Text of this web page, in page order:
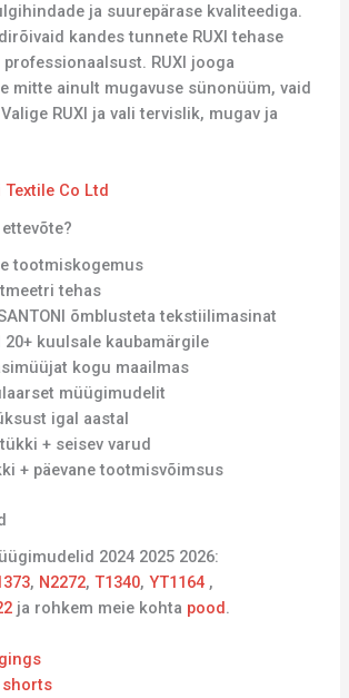
ja suurepärase kvaliteediga.
kandes tunnete RUXI tehase
RUXI jooga
mitte ainult mugavuse sünonüüm, vaid
RUXI ja vali tervislik, mugav ja
Co Ltd
tootmiskogemus
tehas
õmblusteta tekstiilimasinat
20+ kuulsale kaubamärgile
kogu maailmas
müügimudelit
igal aastal
+ seisev varud
+ päevane tootmisvõimsus
2024 2025 2026:
, N2272,T1340,YT1164 ,
ja rohkem meie kohta pood.
shorts